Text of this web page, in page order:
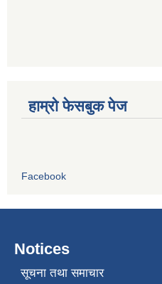
हाम्रो फेसबुक पेज
Facebook
Notices
सूचना तथा समाचार